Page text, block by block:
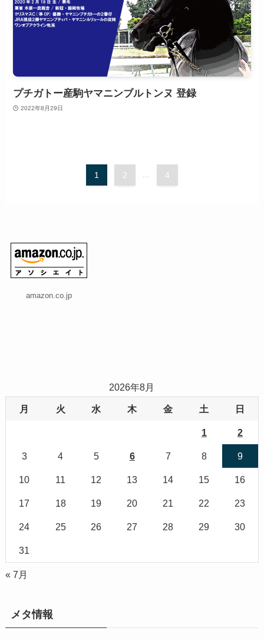
プチガトー産駒ヤマニンブルトンヌ 登録
2022年8月29日
1 2 ... 4
amazon.co.jp
2026年8月
月 火 水 木 金 土 日
1 2
3 4 5 6 7 8 9
10 11 12 13 14 15 16
17 18 19 20 21 22 23
24 25 26 27 28 29 30
31
« 7月
メタ情報